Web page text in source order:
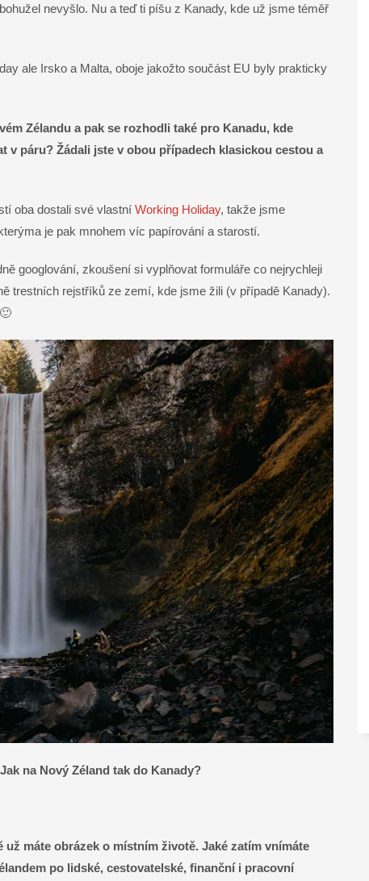
nevyšlo. Nu a teď ti píšu z Kanady, kde už jsme téměř
ale Irsko a Malta, oboje jakožto součást EU byly prakticky
Zélandu a pak se rozhodli také pro Kanadu, kde
v páru? Žádali jste v obou případech klasickou cestou a
oba dostali své vlastní Working Holiday, takže jsme
je pak mnohem víc papírování a starostí.
googlování, zkoušení si vyplňovat formuláře co nejrychleji
trestních rejstříků ze zemí, kde jsme žili (v případě Kanady).
na Nový Zéland tak do Kanady?
máte obrázek o místním životě. Jaké zatím vnímáte
po lidské, cestovatelské, finanční i pracovní